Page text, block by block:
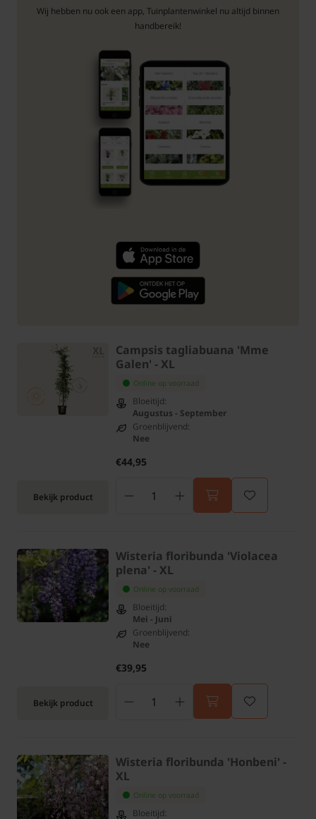
Wij hebben nu ook een app, Tuinplantenwinkel nu altijd binnen
handbereik!
Bekijk product
Campsis tagliabuana 'Mme
Galen' - XL
Online op voorraad
Bloeitijd:
Augustus - September
Groenblijvend:
Nee
€44,95
Bekijk product
Wisteria floribunda 'Violacea
plena' - XL
Online op voorraad
Bloeitijd:
Mei - Juni
Groenblijvend:
Nee
€39,95
Wisteria floribunda 'Honbeni' -
XL
Online op voorraad
Bloeitijd: